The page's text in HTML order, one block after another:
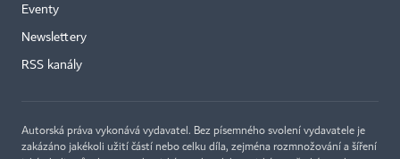
Eventy
Newslettery
RSS kanály
Autorská práva vykonává vydavatel. Bez písemného svolení vydavatele je
zakázáno jakékoli užití částí nebo celku díla, zejména rozmnožování a šíření